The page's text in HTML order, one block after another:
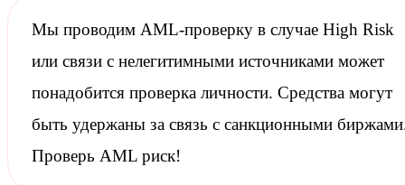
Мы проводим AML-проверкув случае High Risk
или связи с нелегитимными источниками может
понадобится проверка личности. Средства могут
быть удержаны за связь с санкционными
Проверь AML риск!